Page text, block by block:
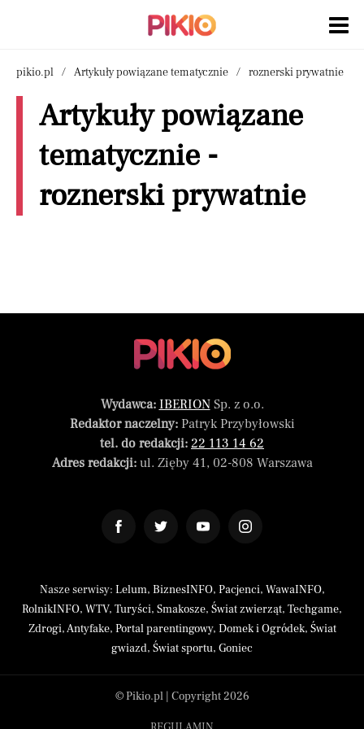
pikio.pl Artykuły powiązane tematycznie roznerski prywatnie
Artykuły powiązane
tematycznie -
roznerski prywatnie
Wydawca: IBERIONSp. z o.o.
Redaktor naczelny:Patryk Przybyłowski
tel. do redakcji: 22 113 14 62
Adres redakcji:ul. Zięby 41, 02-808 Warszawa
Nasze serwisy: Lelum, BiznesINFO, Pacjenci, WawaINFO,
RolnikINFO, WTV, Turyści, Smakosze, Świat zwierząt, Techgame,
Zdrogi,Antyfake, Portal parentingowy, Domek i Ogródek, Świat
gwiazd, Świat sportu, Goniec
© Pikio.pl | Copyright 2026